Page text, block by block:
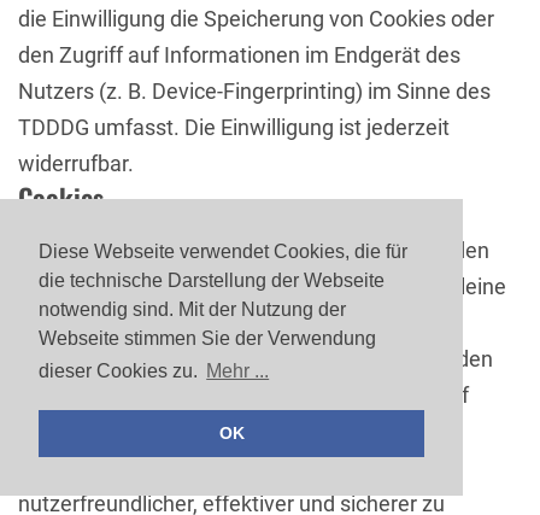
Diese Webseite verwendet Cookies, die für
die technische Darstellung der Webseite
notwendig sind. Mit der Nutzung der
Webseite stimmen Sie der Verwendung
dieser Cookies zu. Mehr ...
OK
die Einwilligung die Speicherung von Cookies oder
den Zugriff auf Informationen im Endgerät des
Nutzers (z. B. Device-Fingerprinting) im Sinne des
TDDDG umfasst. Die Einwilligung ist jederzeit
widerrufbar.
Cookies
Zur Durchführung des Webangebotes verwenden
wir auf dieser Website Cookies. Cookies sind kleine
Textdateien, die von einer Website, die Sie
besuchen, auf ihrem Rechner gespeichert werden
und die Ihr Browser speichert. Diese richten auf
Ihrem Rechner keinen Schaden an. Sie dienen
nutzerfreundlicher, effektiver und sicherer zu